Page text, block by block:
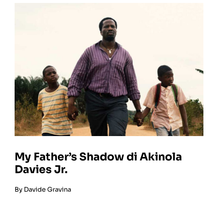
My Father’s Shadow di Akinola
Davies Jr.
By Davide Gravina